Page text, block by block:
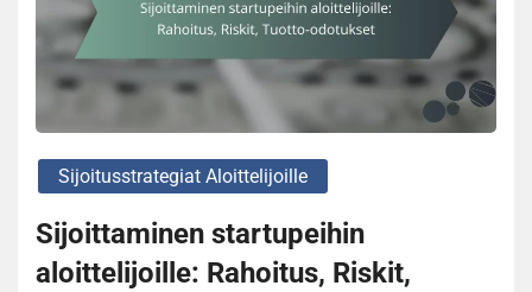
Sijoitusstrategiat Aloittelijoille
Sijoittaminen startupeihin
aloittelijoille: Rahoitus, Riskit,